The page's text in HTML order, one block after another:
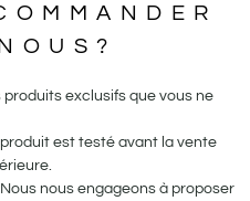
produits exclusifs que vous ne
est testé avant la vente
Nous nous engageons à proposer